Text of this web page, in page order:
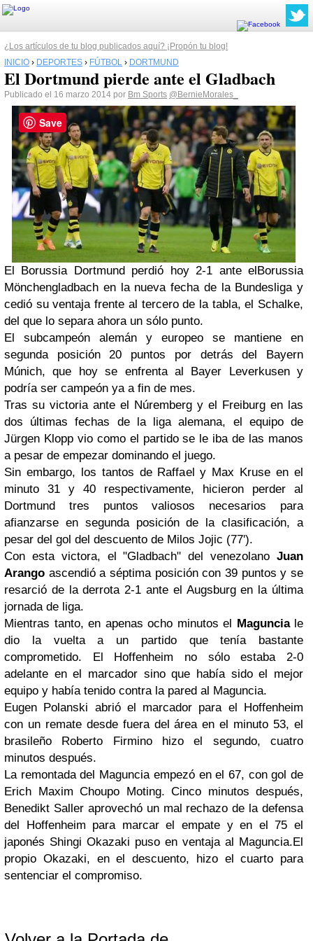
¿Los artículos de tu blog publicados aquí? ¡Propón tu blog!
INICIO › DEPORTES › FÚTBOL › DORTMUND
El Dortmund pierde ante el Gladbach
Publicado el 16 marzo 2014 por Bm Sports @BernieMorales_
El Borussia Dortmund perdió hoy 2-1 ante elBorussia
Mönchengladbach en la nueva fecha de la Bundesliga y
cedió su ventaja frente al tercero de la tabla, el Schalke,
del que lo separa ahora un sólo punto.
El subcampeón alemán y europeo se mantiene en
segunda posición 20 puntos por detrás del Bayern
Múnich, que hoy se enfrenta al Bayer Leverkusen y
podría ser campeón ya a fin de mes.
Tras su victoria ante el Núremberg y el Freiburg en las
dos últimas fechas de la liga alemana, el equipo de
Jürgen Klopp vio como el partido se le iba de las manos
a pesar de empezar dominando el juego.
Sin embargo, los tantos de Raffael y Max Kruse en el
minuto 31 y 40 respectivamente, hicieron perder al
Dortmund tres puntos valiosos necesarios para
afianzarse en segunda posición de la clasificación, a
pesar del gol del descuento de Milos Jojic (77').
Con esta victora, el "Gladbach" del venezolano Juan
Arango ascendió a séptima posición con 39 puntos y se
resarció de la derrota 2-1 ante el Augsburg en la última
jornada de liga.
Mientras tanto, en apenas ocho minutos el Magunciale
dio la vuelta a un partido que tenía bastante
comprometido. El Hoffenheim no sólo estaba 2-0
adelante en el marcador sino que había sido el mejor
equipo y había tenido contra la pared al Maguncia.
Eugen Polanski abrió el marcador para el Hoffenheim
con un remate desde fuera del área en el minuto 53, el
brasileño Roberto Firmino hizo el segundo, cuatro
minutos después.
La remontada del Maguncia empezó en el 67, con gol de
Erich Maxim Choupo Moting. Cinco minutos después,
Benedikt Saller aprovechó un mal rechazo de la defensa
del Hoffenheim para marcar el empate y en el 75 el
japonés Shingi Okazaki puso en ventaja al Maguncia.El
propio Okazaki, en el descuento, hizo el cuarto para
sentenciar el compromiso.
Save